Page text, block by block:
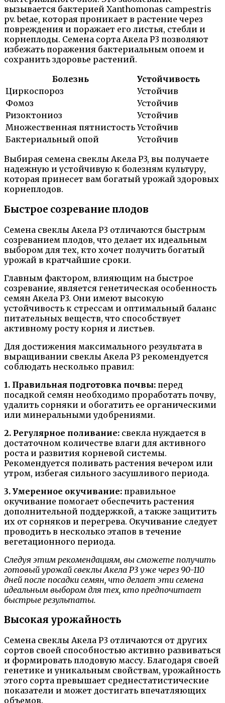
вызывается бактерией Xanthomonas campestris
pv. betae, которая проникает в растение через
повреждения и поражает его листья, стебли и
корнеплоды. Семена сорта Акела Р3 позволяют
избежать поражения бактериальным опоем и
сохранить здоровье растений.
Болезнь
Устойчивость
Циркоспороз
Устойчив
Фомоз
Устойчив
Ризоктониоз
Устойчив
Множественная пятнистость Устойчив
Бактериальный опой
Устойчив
Выбирая семена свеклы Акела Р3, вы получаете
надежную и устойчивую к болезням культуру,
которая принесет вам богатый урожай здоровых
корнеплодов.
Быстрое созревание плодов
Семена свеклы Акела Р3 отличаются быстрым
созреванием плодов, что делает их идеальным
выбором для тех, кто хочет получить богатый
урожай в кратчайшие сроки.
Главным фактором, влияющим на быстрое
созревание, является генетическая особенность
семян Акела Р3. Они имеют высокую
устойчивость к стрессам и оптимальный баланс
питательных веществ, что способствует
активному росту корня и листьев.
Для достижения максимального результата в
выращивании свеклы Акела Р3 рекомендуется
соблюдать несколько правил:
1. Правильная подготовка почвы: перед
посадкой семян необходимо проработать почву,
удалить сорняки и обогатить ее органическими
или минеральными удобрениями.
2. Регулярное поливание: свекла нуждается в
достаточном количестве влаги для активного
роста и развития корневой системы.
Рекомендуется поливать растения вечером или
утром, избегая сильного засушливого периода.
3. Умеренное окучивание: правильное
окучивание помогает обеспечить растения
дополнительной поддержкой, а также защитить
их от сорняков и перегрева. Окучивание следует
проводить в несколько этапов в течение
вегетационного периода.
Следуя этим рекомендациям, вы сможете получить
готовый урожай свеклы Акела Р3 уже через 90-110
дней после посадки семян, что делает эти семена
идеальным выбором для тех, кто предпочитает
быстрые результаты.
Высокая урожайность
Семена свеклы Акела Р3 отличаются от других
сортов своей способностью активно развиваться
и формировать плодовую массу. Благодаря своей
генетике и уникальным свойствам, урожайность
этого сорта превышает среднестатистические
показатели и может достигать впечатляющих
объемов.